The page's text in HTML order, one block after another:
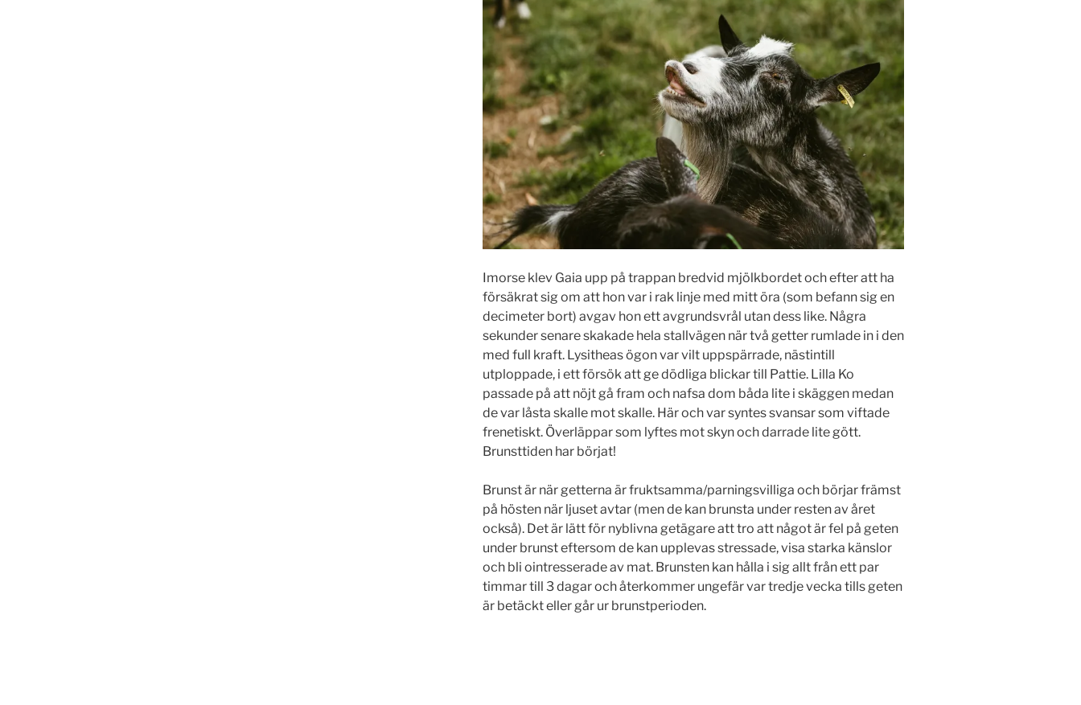
Imorse klev Gaia upp på trappan bredvid mjölkbordet och efter att ha
försäkrat sig om att hon var i rak linje med mitt öra (som befann sig en
decimeter bort) avgav hon ett avgrundsvrål utan dess like. Några
sekunder senare skakade hela stallvägen när två getter rumlade in i den
med full kraft. Lysitheas ögon var vilt uppspärrade, nästintill
utploppade, i ett försök att ge dödliga blickar till Pattie. Lilla Ko
passade på att nöjt gå fram och nafsa dom båda lite i skäggen medan
de var låsta skalle mot skalle. Här och var syntes svansar som viftade
frenetiskt. Överläppar som lyftes mot skyn och darrade lite gött.
Brunsttiden har börjat!
Brunst är när getterna är fruktsamma/parningsvilliga och börjar främst
på hösten när ljuset avtar (men de kan brunsta under resten av året
också). Det är lätt för nyblivna getägare att tro att något är fel på geten
under brunst eftersom de kan upplevas stressade, visa starka känslor
och bli ointresserade av mat. Brunsten kan hålla i sig allt från ett par
timmar till 3 dagar och återkommer ungefär var tredje vecka tills geten
är betäckt eller går ur brunstperioden.